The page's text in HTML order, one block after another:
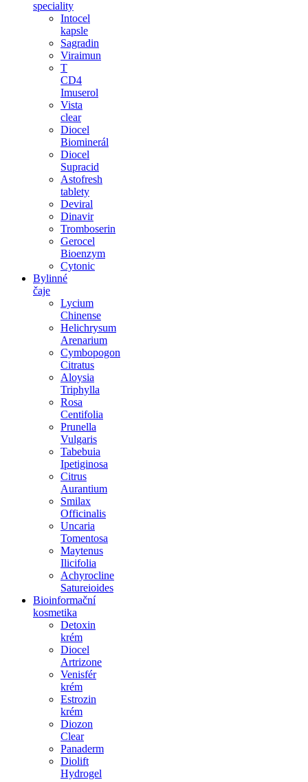
speciality
Intocel
kapsle
Sagradin
Viraimun
T
CD4
Imuserol
Vista
clear
Diocel
Biominerál
Diocel
Supracid
Astofresh
tablety
Deviral
Dinavir
Tromboserin
Gerocel
Bioenzym
Cytonic
Bylinné
čaje
Lycium
Chinense
Helichrysum
Arenarium
Cymbopogon
Citratus
Aloysia
Triphylla
Rosa
Centifolia
Prunella
Vulgaris
Tabebuia
Ipetiginosa
Citrus
Aurantium
Smilax
Officinalis
Uncaria
Tomentosa
Maytenus
Ilicifolia
Achyrocline
Satureioides
Bioinformační
kosmetika
Detoxin
krém
Diocel
Artrizone
Venisfér
krém
Estrozin
krém
Diozon
Clear
Panaderm
Diolift
Hydrogel